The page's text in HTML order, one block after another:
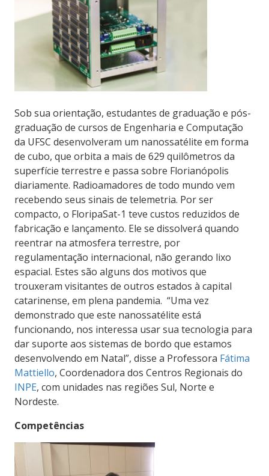
Sob sua orientação, estudantes de graduação e pós-
graduação de cursos de Engenharia e Computação
da UFSC desenvolveram um nanossatélite em forma
de cubo, que orbita a mais de 629 quilômetros da
superfície terrestre e passa sobre Florianópolis
diariamente. Radioamadores de todo mundo vem
recebendo seus sinais de telemetria. Por ser
compacto, o FloripaSat-1 teve custos reduzidos de
fabricação e lançamento. Ele se dissolverá quando
reentrar na atmosfera terrestre, por
regulamentação internacional, não gerando lixo
espacial. Estes são alguns dos motivos que
trouxeram visitantes de outros estados à capital
catarinense, em plena pandemia. “Uma vez
demonstrado que este nanossatélite está
funcionando, nos interessa usar sua tecnologia para
dar suporte aos sistemas de bordo que estamos
desenvolvendo em Natal”, disse a Professora Fátima
Mattiello, Coordenadora dos Centros Regionais do
INPE, com unidades nas regiões Sul, Norte e
Nordeste.
Competências